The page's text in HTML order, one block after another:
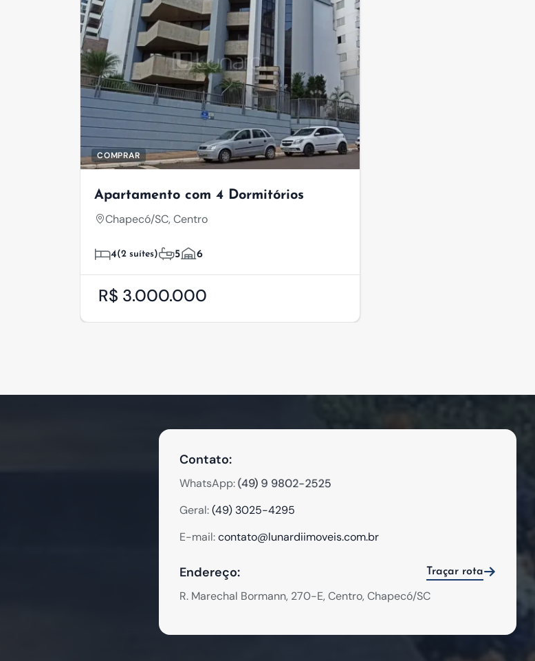
COMPRAR
Apartamento com 4 Dormitórios
Chapecó/SC, Centro
4(2 suítes) 5 6
R$ 3.000.000
Contato:
WhatsApp:(49) 9 9802-2525
Geral:(49) 3025-4295
E-mail:contato@lunardiimoveis.com.br
Endereço: Traçar rota
R. Marechal Bormann, 270-E, Centro, Chapecó/SC